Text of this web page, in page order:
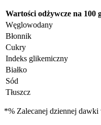
Wartości odżywcze na 100
Węglowodany
Błonnik
Cukry
Indeks glikemiczny
Białko
Sód
Tłuszcz
*% Zalecanej dziennej dawki